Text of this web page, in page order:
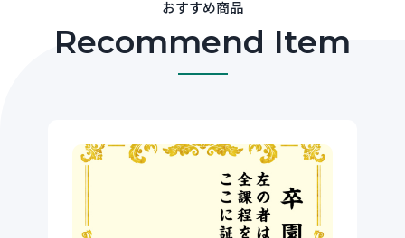
おすすめ商品
Recommend Item